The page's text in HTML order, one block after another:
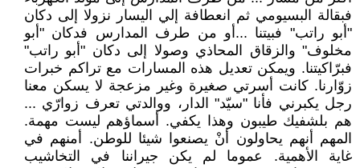
فبقالة البسيومي ثم انعطافة إلي اليسار نزولا إلى دكان
"أبو راتب" فبيتنا ...أو من طرف المدارس فدكان "أبو
مخلوف" والزقاق المحاذي وصولا إلى دكان "أبو راتب"
فبرّاكيتنا. ويمكن تعديل هذه المسارات مع تراكم خبرات
زوّارنا. كانت أسرتي صغيرة وغير مزعجة لا يسكن معنا
رجل يكبرني فأنا "سيّد" الدار، ووالدتي تعرف زوارّي ...
هم بلشفيك طيبون وهذا يكفي. أسماؤهم ليست مهمة.
المهم أنهم يحاولون أنْ يصنعوا شيئا للوطن. أمنهم في
غاية الأهمية. عموما لم يكن جيراننا في التخاشيب